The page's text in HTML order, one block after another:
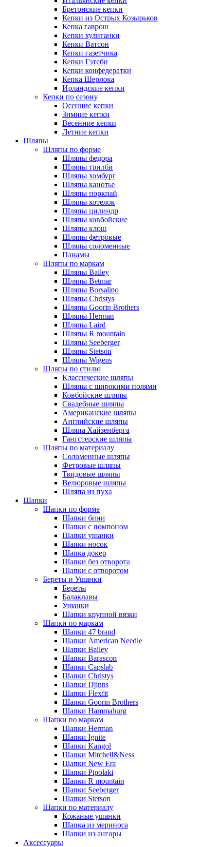
Бретонские кепки
Кепки из Острых Козырьков
Кепка гаврош
Кепки хулиганки
Кепки Ватсон
Кепки газетчика
Кепки Гэтсби
Кепки конфедератки
Кепка Шерлока
Ирландские кепки
Кепки по сезону
Осенние кепки
Зимние кепки
Весенние кепки
Летние кепки
Шляпы
Шляпы по форме
Шляпы федора
Шляпы трилби
Шляпы хомбург
Шляпы канотье
Шляпы поркпай
Шляпы котелок
Шляпы цилиндр
Шляпы ковбойские
Шляпы клош
Шляпы фетровые
Шляпы соломенные
Панамы
Шляпы по маркам
Шляпы Bailey
Шляпы Betmar
Шляпы Borsalino
Шляпы Christys
Шляпы Goorin Brothers
Шляпы Herman
Шляпы Laird
Шляпы R mountain
Шляпы Seeberger
Шляпы Stetson
Шляпы Wigens
Шляпы по стилю
Классические шляпы
Шляпы с широкими полями
Ковбойские шляпы
Свадебные шляпы
Американские шляпы
Английские шляпы
Шляпа Хайзенберга
Гангстерские шляпы
Шляпы по материалу
Соломенные шляпы
Фетровые шляпы
Твидовые шляпы
Велюровые шляпы
Шляпа из пуха
Шапки
Шапки по форме
Шапки бини
Шапки с помпоном
Шапки ушанки
Шапки носок
Шапка докер
Шапки без отворота
Шапки с отворотом
Береты и Ушанки
Береты
Балаклавы
Ушанки
Шапки крупной вязки
Шапки по маркам
Шапки 47 brand
Шапки American Needle
Шапки Bailey
Шапки Barascon
Шапки Capslab
Шапки Christys
Шапки Djinns
Шапки Flexfit
Шапки Goorin Brothers
Шапки Hammaburg
Шапки по маркам
Шапки Herman
Шапки Ignite
Шапки Kangol
Шапки Mitchell&Ness
Шапки New Era
Шапки Pipolaki
Шапки R mountain
Шапки Seeberger
Шапки Stetson
Шапки по материалу
Кожаные ушанки
Шапка из мериноса
Шапки из ангоры
Аксессуары